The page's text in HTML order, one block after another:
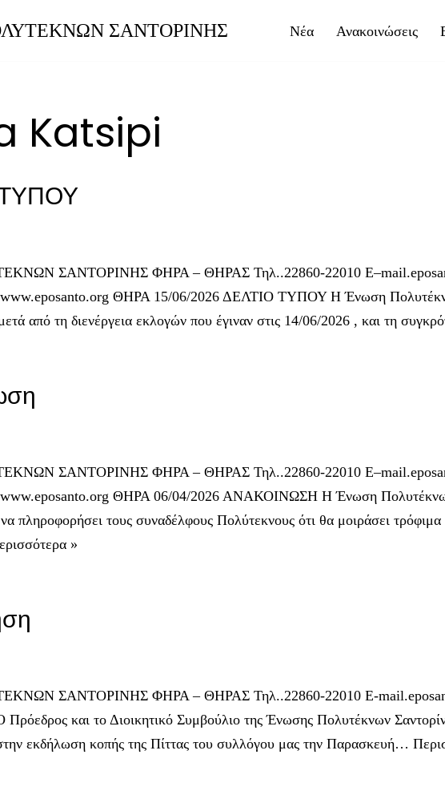
ΣΑΝΤΟΡΙΝΗΣ Νέα Ανακοινώσεις
Katsipi
ΣΑΝΤΟΡΙΝΗΣ ΦΗΡΑ – ΘΗΡΑΣ Τηλ..22860-22010
ΘΗΡΑ 15/06/2026 ΔΕΛΤΙΟ ΤΥΠΟΥ Η Ένωση
από τη διενέργεια εκλογών που έγιναν στις 14/06/2026 , και τη
ΣΑΝΤΟΡΙΝΗΣ ΦΗΡΑ – ΘΗΡΑΣ Τηλ..22860-22010
ΘΗΡΑ 06/04/2026 ΑΝΑΚΟΙΝΩΣΗ Η Ένωση Πολυτέκνων
πληροφορήσει τους συναδέλφους Πολύτεκνους ότι θα μοιράσει
»
ΣΑΝΤΟΡΙΝΗΣ ΦΗΡΑ – ΘΗΡΑΣ Τηλ..22860-22010 E-
και το Διοικητικό Συμβούλιο της Ένωσης Πολυτέκνων
εκδήλωση κοπής της Πίττας του συλλόγου μας την Παρασκευή…